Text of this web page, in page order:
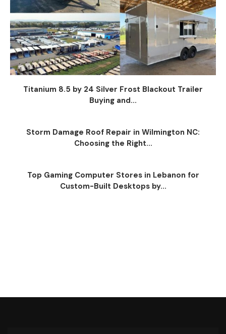
Titanium 8.5 by 24 Silver Frost Blackout Trailer
Buying and...
Storm Damage Roof Repair in Wilmington NC:
Choosing the Right...
Top Gaming Computer Stores in Lebanon for
Custom-Built Desktops by...